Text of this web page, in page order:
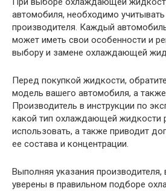
автомобиля, необходимо
производителя. Каждый
может иметь свои особенности и
выбору и замене охлаждающей
Перед покупкой жидкости,
модель вашего автомобиля, а
Производитель в инструкции по
какой тип охлаждающей жидкости
использовать, а также приводит
ее состава и концентрации.
Выполняя указания
уверены в правильном подборе